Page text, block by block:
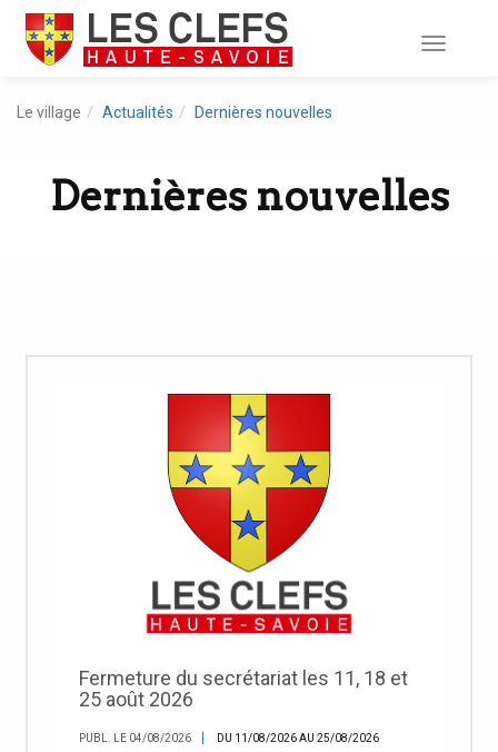
Toggle
Le village Actualités Dernières nouvelles
Dernières nouvelles
Fermeture du secrétariat les 11, 18 et
25 août 2026
PUBL. LE 04/08/2026 DU 11/08/2026 AU 25/08/2026